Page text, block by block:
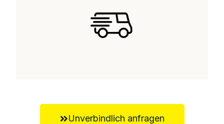
Unverbindlich anfragen